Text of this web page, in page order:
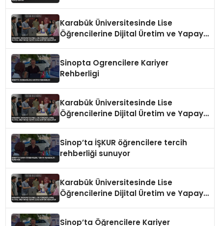
Karabük Üniversitesinde Lise
Öğrencilerine Dijital Üretim ve Yapay
Sinopta Ogrencilere Kariyer
Rehberligi
Karabük Üniversitesinde Lise
Öğrencilerine Dijital Üretim ve Yapay
Sinop’ta İŞKUR öğrencilere tercih
rehberliği sunuyor
Karabük Üniversitesinde Lise
Öğrencilerine Dijital Üretim ve Yapay
Sinop’ta Öğrencilere Kariyer